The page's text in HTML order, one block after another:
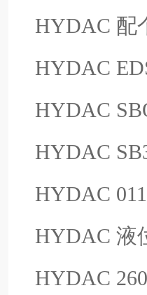
HYDAC 配
HYDAC
HYDAC
HYDAC
HYDAC
HYDAC 液
HYDAC